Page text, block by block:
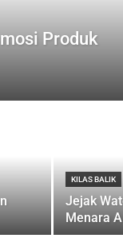
Produk
KILAS BALIK
Jejak
Menara